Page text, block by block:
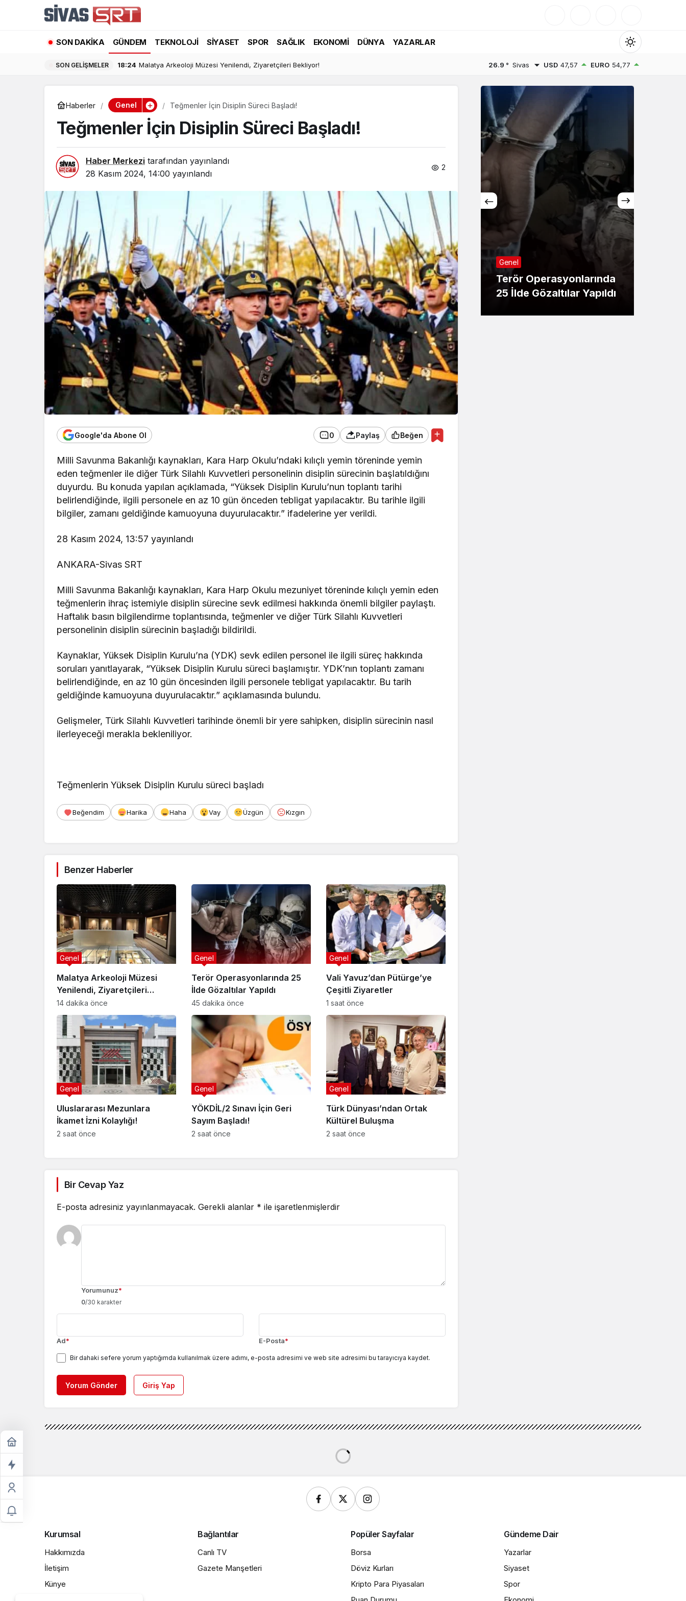
SON DAKIKA GÜNDEM TEKNOLOJI SIYASET SPOR SAĞLIK EKONOMI DÜNYA YAZARLAR
Mod
değiştir
Gündüz Modu
Gündüz modunu seçin.
Gece Modu
Gece modunu seçin.
Sistem Modu
Sistem modunu seçin.
SON GELIŞMELER 18:24 Malatya Arkeoloji Müzesi Yenilendi, Ziyaretçileri Bekliyor! 26.9 ° Sivas USD 47,57 EURO 54,77
Haberler Genel Teğmenler İçin Disiplin Süreci Başladı!
Teğmenler İçin Disiplin Süreci Başladı!
Haber Merkezi tarafından yayınlandı
28 Kasım 2024, 14:00 yayınlandı
2
Google'da Abone Ol 0 Paylaş Beğen
Milli Savunma Bakanlığı kaynakları, Kara Harp Okulu’ndaki kılıçlı yemin töreninde yemin
eden teğmenler ile diğer Türk Silahlı Kuvvetleri personelinin disiplin sürecinin başlatıldığını
duyurdu. Bu konuda yapılan açıklamada, “Yüksek Disiplin Kurulu’nun toplantı tarihi
belirlendiğinde, ilgili personele en az 10 gün önceden tebligat yapılacaktır. Bu tarihle ilgili
bilgiler, zamanı geldiğinde kamuoyuna duyurulacaktır.” ifadelerine yer verildi.
28 Kasım 2024, 13:57 yayınlandı
ANKARA-Sivas SRT
Milli Savunma Bakanlığı kaynakları, Kara Harp Okulu mezuniyet töreninde kılıçlı yemin eden
teğmenlerin ihraç istemiyle disiplin sürecine sevk edilmesi hakkında önemli bilgiler paylaştı.
Haftalık basın bilgilendirme toplantısında, teğmenler ve diğer Türk Silahlı Kuvvetleri
personelinin disiplin sürecinin başladığı bildirildi.
Kaynaklar, Yüksek Disiplin Kurulu’na (YDK) sevk edilen personel ile ilgili süreç hakkında
soruları yanıtlayarak, “Yüksek Disiplin Kurulu süreci başlamıştır. YDK’nın toplantı zamanı
belirlendiğinde, en az 10 gün öncesinden ilgili personele tebligat yapılacaktır. Bu tarih
geldiğinde kamuoyuna duyurulacaktır.” açıklamasında bulundu.
Gelişmeler, Türk Silahlı Kuvvetleri tarihinde önemli bir yere sahipken, disiplin sürecinin nasıl
ilerleyeceği merakla bekleniliyor.
Teğmenlerin Yüksek Disiplin Kurulu süreci başladı
Beğendim Harika Haha Vay Üzgün Kızgın
Benzer Haberler
Malatya Arkeoloji Müzesi
Yenilendi, Ziyaretçileri
Bekliyor!
Genel
14 dakika önce
Terör Operasyonlarında 25
İlde Gözaltılar Yapıldı
Genel
45 dakika önce
Vali Yavuz’dan Pütürge’ye
Çeşitli Ziyaretler
Genel
1 saat önce
Uluslararası Mezunlara
İkamet İzni Kolaylığı!
Genel
2 saat önce
YÖKDİL/2 Sınavı İçin Geri
Sayım Başladı!
Genel
2 saat önce
Türk Dünyası’ndan Ortak
Kültürel Buluşma
Genel
2 saat önce
Bir Cevap Yaz
E-posta adresiniz yayınlanmayacak. Gerekli alanlar * ile işaretlenmişlerdir
Yorumunuz*
0/30 karakter
Ad* E-Posta*
Bir dahaki sefere yorum yaptığımda kullanılmak üzere adımı, e-posta adresimi ve web site adresimi bu tarayıcıya kaydet.
Yorum Gönder Giriş Yap
Genel
Malatya Arkeoloji
Müzesi Yenilendi,
Ziyaretçileri Bekliyor!
Genel
Terör Operasyonlarında
25 İlde Gözaltılar Yapıldı
AK Parti’den Yeni İnfaz Yasası: Kamu Hizmeti Dönemi!
AK Parti’den Yeni İnfaz Yasası: Kamu Hizmeti
tarafından yayınlandı
yayınlandı